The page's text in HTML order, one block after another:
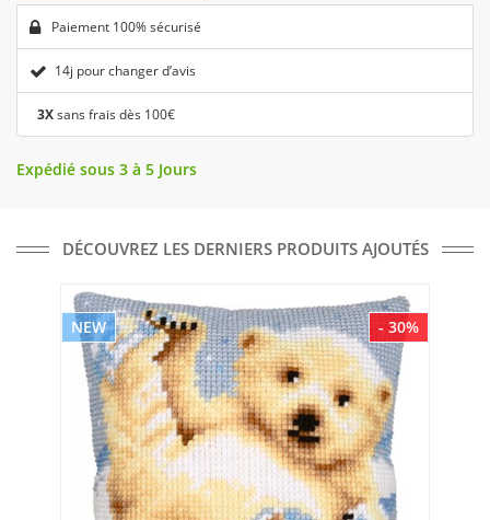
Paiement 100% sécurisé
14j pour changer d’avis
3Xsans frais dès 100€
Expédié sous 3 à 5 Jours
DÉCOUVREZ LES DERNIERS PRODUITS AJOUTÉS
- 30%
NEW